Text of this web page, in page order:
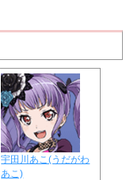
宇田川あこ(うだがわ
あこ)